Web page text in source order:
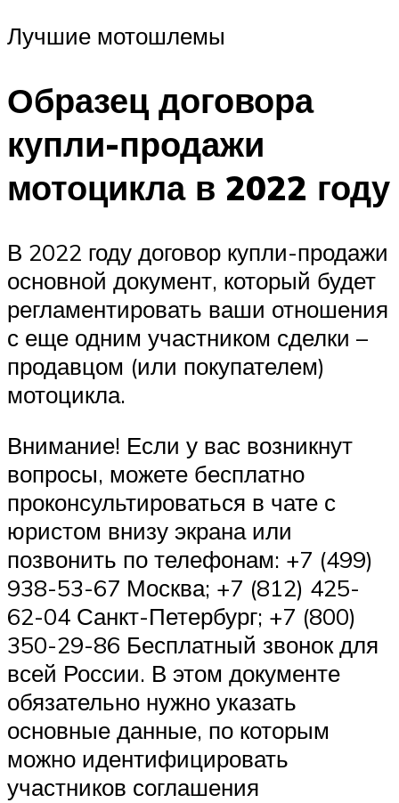
Лучшие мотошлемы
Образец договора
купли-продажи
мотоцикла в 2022 году
В 2022 году договор купли-продажи
основной документ, который будет
регламентировать ваши отношения
с еще одним участником сделки –
продавцом (или покупателем)
мотоцикла.
Внимание! Если у вас возникнут
вопросы, можете бесплатно
проконсультироваться в чате с
юристом внизу экрана или
позвонить по телефонам: +7 (499)
938-53-67 Москва; +7 (812) 425-
62-04 Санкт-Петербург; +7 (800)
350-29-86 Бесплатный звонок для
всей России. В этом документе
обязательно нужно указать
основные данные, по которым
можно идентифицировать
участников соглашения